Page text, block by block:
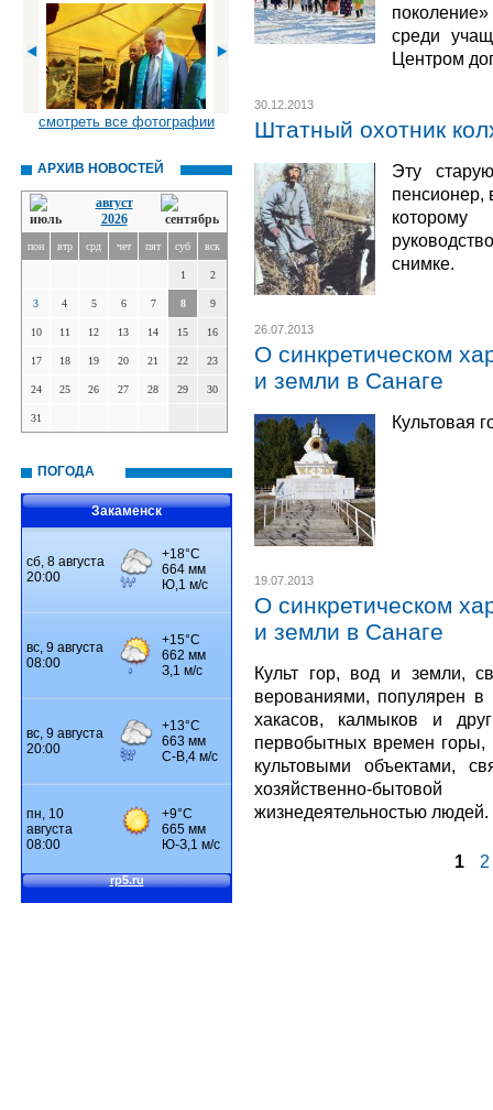
смотреть все фотографии
АРХИВ НОВОСТЕЙ
август
2026
пон втр срд чет пят суб вск
1 2
3 4 5 6 7 8 9
10 11 12 13 14 15 16
17 18 19 20 21 22 23
24 25 26 27 28 29 30
31
ПОГОДА
Закаменск
среди
Центром
30.12.2013
Штатный охотник
Эту
пенсионер,
которому
снимке.
26.07.2013
О синкретическом
и земли в Санаге
Культовая
19.07.2013
О синкретическом
и земли в Санаге
Культ гор, вод и земли,
верованиями, популярен в
хакасов, калмыков и
первобытных времен горы,
культовыми объектами,
хозяйственно-бытовой
жизнедеятельностью людей.
1 2